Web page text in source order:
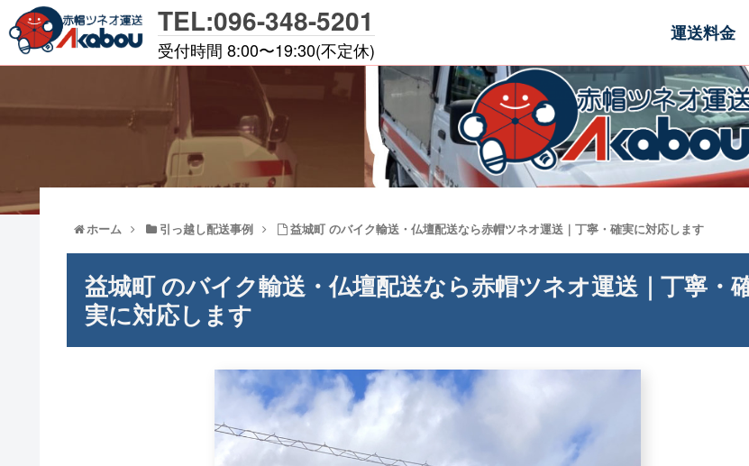
ホーム 引っ越し配送事例 益城町 のバイク輸送・仏壇配送なら赤帽ツネオ運送｜丁寧・確実に対応します
益城町 のバイク輸送・仏壇配送なら赤帽ツネオ運送｜丁寧・
実に対応します
TEL:096-348-5201
受付時間 8:00〜19:30(不定休)
運送料金